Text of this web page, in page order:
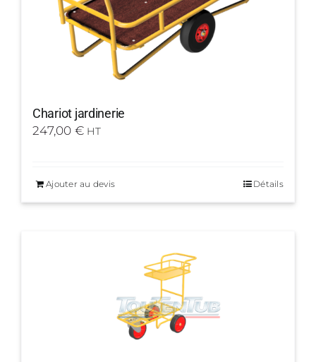
Chariot jardinerie
247,00 € HT
Ajouter au devis Détails